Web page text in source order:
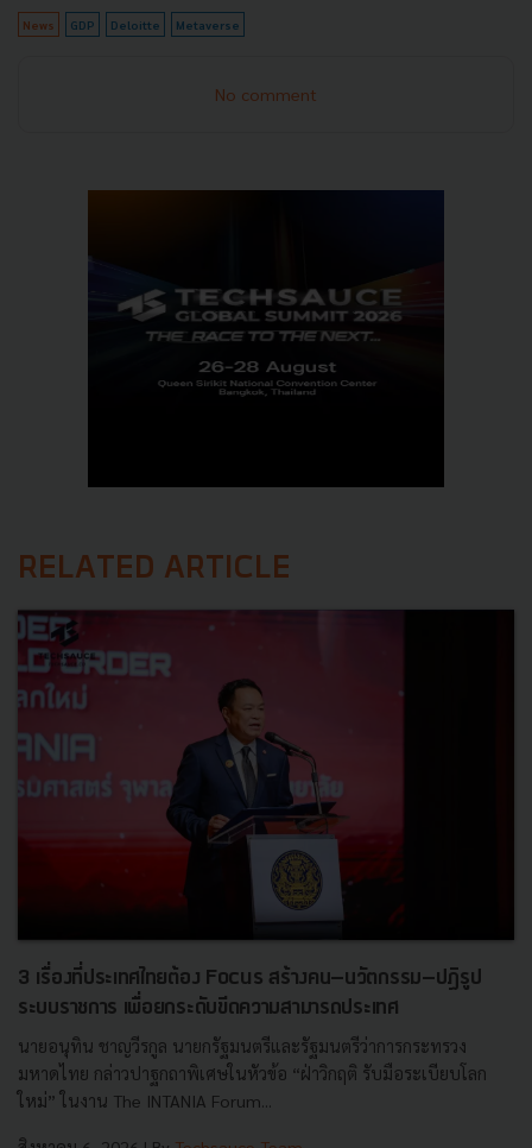
News GDP Deloitte Metaverse
No comment
RELATED ARTICLE
3 เรื่องที่ประเทศไทยต้อง Focus สร้างคน–นวัตกรรม–ปฏิรูป
ระบบราชการ เพื่อยกระดับขีดความสามารถประเทศ
นายอนุทิน ชาญวีรกูล นายกรัฐมนตรีและรัฐมนตรีว่าการกระทรวง
มหาดไทย กล่าวปาฐกถาพิเศษในหัวข้อ “ฝ่าวิกฤติ รับมือระเบียบโลก
ใหม่” ในงาน The INTANIA Forum...